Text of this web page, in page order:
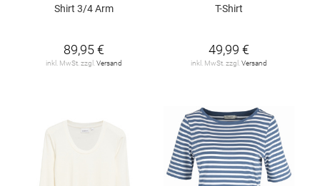
Shirt 3/4 Arm
89,95 €
inkl. MwSt. zzgl. Versand
T-Shirt
49,99 €
inkl. MwSt. zzgl. Versand